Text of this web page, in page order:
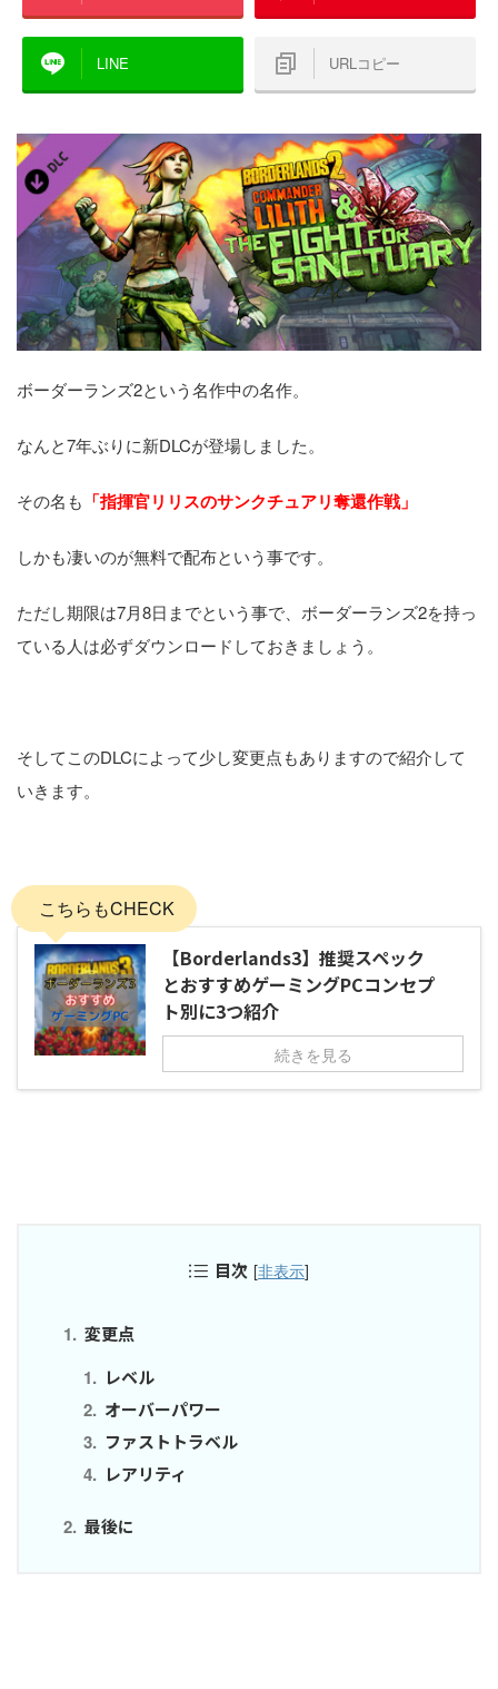
LINE URLコピー
ボーダーランズ2という名作中の名作。
なんと7年ぶりに新DLCが登場しました。
その名も 「指揮官リリスのサンクチュアリ奪還作戦」
しかも凄いのが無料で配布という事です。
ただし期限は7月8日までという事で、ボーダーランズ2を持っ
ている人は必ずダウンロードしておきましょう。
そしてこのDLCによって少し変更点もありますので紹介して
いきます。
こちらもCHECK
【Borderlands3】推奨スペック
とおすすめゲーミングPCコンセプ
ト別に3つ紹介
続きを見る
目次 [非表示]
変更点
レベル
オーバーパワー
ファストトラベル
レアリティ
最後に